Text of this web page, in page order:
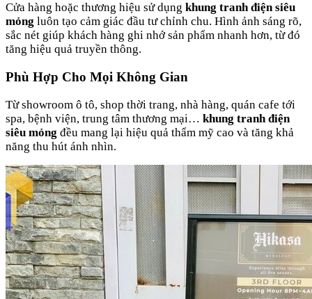
Cửa hàng hoặc thương hiệu sử dụng khung tranh điện siêu
mỏng luôn tạo cảm giác đầu tư chỉnh chu. Hình ảnh sáng rõ,
sắc nét giúp khách hàng ghi nhớ sản phẩm nhanh hơn, từ đó
tăng hiệu quả truyền thông.
Phù Hợp Cho Mọi Không Gian
Từ showroom ô tô, shop thời trang, nhà hàng, quán cafe tới
spa, bệnh viện, trung tâm thương mại… khung tranh điện
siêu mỏng đều mang lại hiệu quả thẩm mỹ cao và tăng khả
năng thu hút ánh nhìn.